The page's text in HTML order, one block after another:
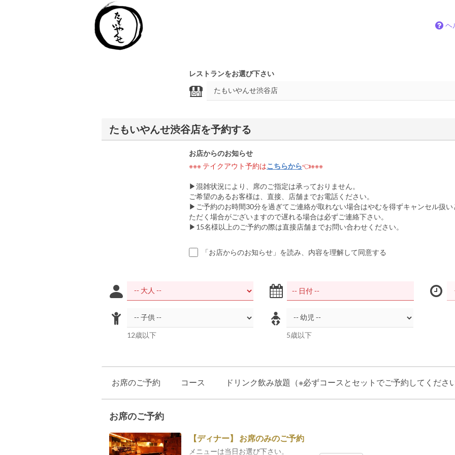
ヘ
レストランをお選び下さい
たもいやんせ渋谷店を予約する
お店からのお知らせ
※※※ テイクアウト予約はこちらから👈※※※
▶混雑状況により、席のご指定は承っておりません。
ご希望のあるお客様は、直接、店舗までお電話ください。
▶ご予約のお時間30分を過ぎてご連絡が取れない場合はやむを得ずキャンセル扱い
ただく場合がございますので遅れる場合は必ずご連絡下さい。
▶15名様以上のご予約の際は直接店舗までお問い合わせください。
「お店からのお知らせ」を読み、内容を理解して同意する
12歳以下 5歳以下
お席のご予約 コース ドリンク飲み放題（※必ずコースとセットでご予約してください
お席のご予約
【ディナー】 お席のみのご予約
メニューは当日お選び下さい。